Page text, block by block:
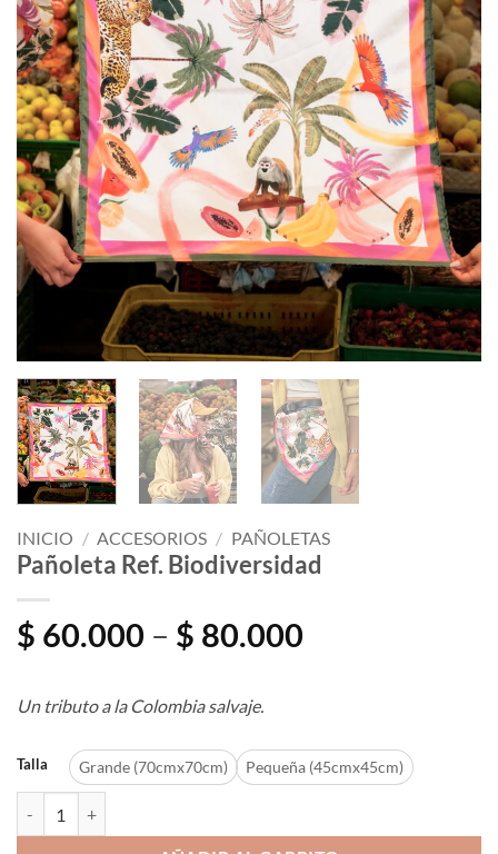
INICIO / ACCESORIOS / PAÑOLETAS
Pañoleta Ref. Biodiversidad
$ 60.000 – $ 80.000Price
$ 80.000
Un tributo a la Colombia salvaje.
Talla Grande (70cmx70cm)
Pequeña (45cmx45cm)